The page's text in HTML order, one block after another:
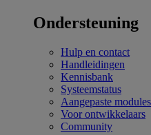
Ondersteuning
Hulp en contact
Handleidingen
Kennisbank
Systeemstatus
Aangepaste modules
Voor ontwikkelaars
Community